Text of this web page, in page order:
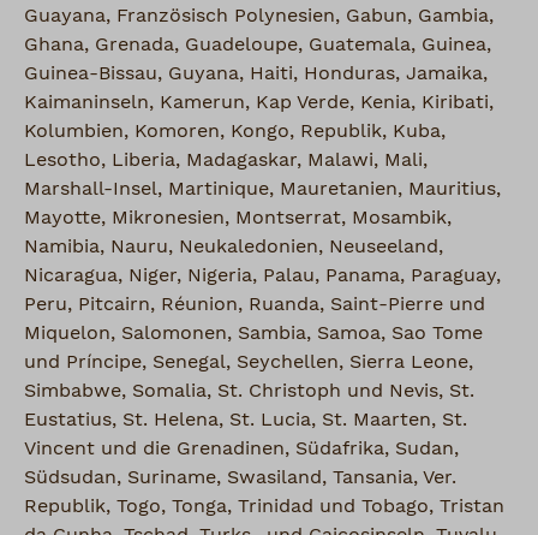
Guayana, Französisch Polynesien, Gabun, Gambia,
Ghana, Grenada, Guadeloupe, Guatemala, Guinea,
Guinea-Bissau, Guyana, Haiti, Honduras, Jamaika,
Kaimaninseln, Kamerun, Kap Verde, Kenia, Kiribati,
Kolumbien, Komoren, Kongo, Republik, Kuba,
Lesotho, Liberia, Madagaskar, Malawi, Mali,
Marshall-Insel, Martinique, Mauretanien, Mauritius,
Mayotte, Mikronesien, Montserrat, Mosambik,
Namibia, Nauru, Neukaledonien, Neuseeland,
Nicaragua, Niger, Nigeria, Palau, Panama, Paraguay,
Peru, Pitcairn, Réunion, Ruanda, Saint-Pierre und
Miquelon, Salomonen, Sambia, Samoa, Sao Tome
und Príncipe, Senegal, Seychellen, Sierra Leone,
Simbabwe, Somalia, St. Christoph und Nevis, St.
Eustatius, St. Helena, St. Lucia, St. Maarten, St.
Vincent und die Grenadinen, Südafrika, Sudan,
Südsudan, Suriname, Swasiland, Tansania, Ver.
Republik, Togo, Tonga, Trinidad und Tobago, Tristan